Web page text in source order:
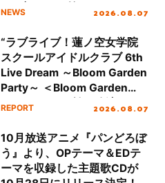
し、初となる第3ステージの
NEWS 2026.08.07
“ラブライブ！蓮ノ空女学院
スクールアイドルクラブ 6th
Live Dream ～Bloom Garden
Party～ ＜Bloom Garden
Party Stage／埼玉公演＞”
REPORT 2026.08.07
10月放送アニメ『パンどろぼ
う』より、OPテーマ＆EDテ
ーマを収録した主題歌CDが